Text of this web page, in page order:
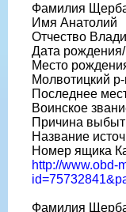
Фамилия
Имя Анатолий
Отчество
Дата
Место
Молвотицкий р-
Последнее
Воинское
Причина
Название
Номер ящика
http://www.obd-
Фамилия